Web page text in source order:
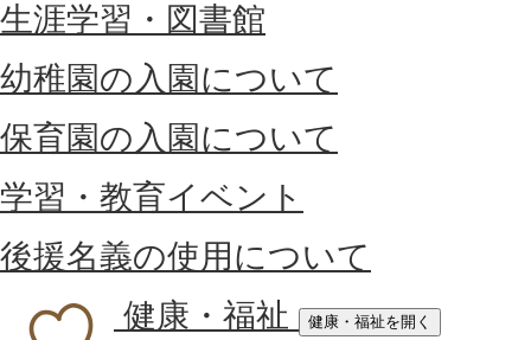
生涯学習・図書館
幼稚園の入園について
保育園の入園について
学習・教育イベント
後援名義の使用について
健康・福祉
健康・福祉を開く